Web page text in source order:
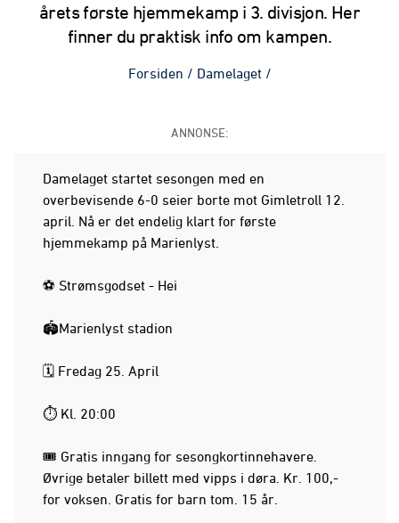
årets første hjemmekamp i 3. divisjon. Her
finner du praktisk info om kampen.
Forsiden / Damelaget /
ANNONSE:
Damelaget startet sesongen med en
overbevisende 6-0 seier borte mot Gimletroll 12.
april. Nå er det endelig klart for første
hjemmekamp på Marienlyst.
⚽️ Strømsgodset - Hei
🏟️Marienlyst stadion
🗓️ Fredag 25. April
⏱️ Kl. 20:00
🎟️ Gratis inngang for sesongkortinnehavere.
Øvrige betaler billett med vipps i døra. Kr. 100,-
for voksen. Gratis for barn tom. 15 år.